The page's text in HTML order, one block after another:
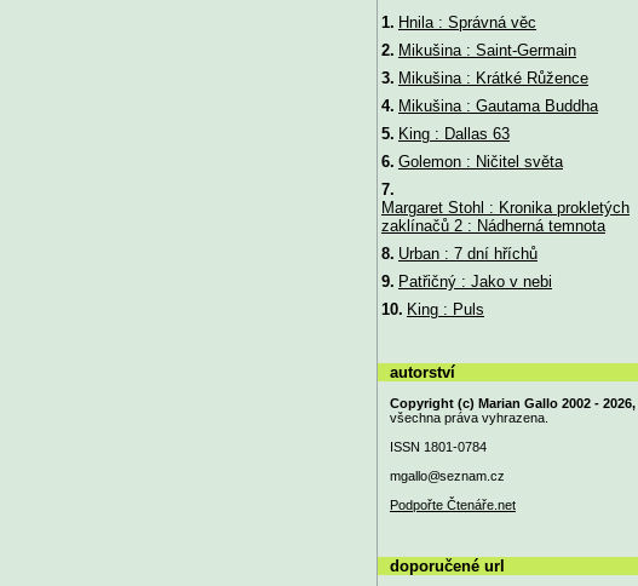
1. Hnila : Správná věc
2. Mikušina : Saint-Germain
3. Mikušina : Krátké Růžence
4. Mikušina : Gautama Buddha
5. King : Dallas 63
6. Golemon : Ničitel světa
7.
Margaret Stohl : Kronika prokletých
zaklínačů 2 : Nádherná temnota
8. Urban : 7 dní hříchů
9. Patřičný : Jako v nebi
10. King : Puls
autorství
Copyright (c) Marian Gallo 2002 - 2026,
všechna práva vyhrazena.
ISSN 1801-0784
mgallo@seznam.cz
Podpořte Čtenáře.net
doporučené url